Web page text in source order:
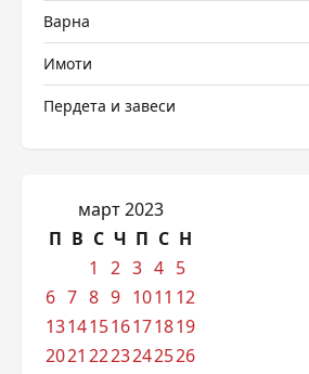
Варна
Имоти
Пердета и завеси
март 2023
П В С Ч П С Н
1
2 3 4 5
6 7 8 9 1011 12
13141516171819
2021 2223242526